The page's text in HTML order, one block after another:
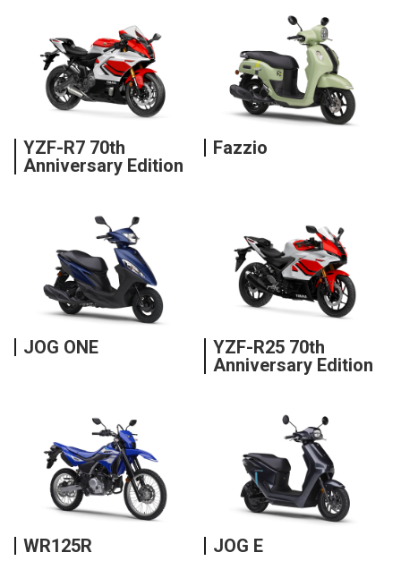
YZF-R7 70th
Anniversary Edition
Fazzio
JOG ONE
YZF-R25 70th
Anniversary Edition
WR125R JOG E